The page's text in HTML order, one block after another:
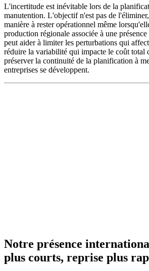
L'incertitude est inévitable lors de la
manutention. L'objectif n'est pas de
manière à rester opérationnel même
production régionale associée à une
peut aider à limiter les perturbations qui
réduire la variabilité qui impacte le coût total
préserver la continuité de la planification à
entreprises se développent.
Notre présence
plus courts, reprise plus